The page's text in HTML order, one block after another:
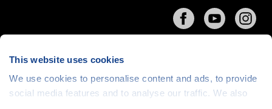
This website uses cookies
We use cookies to personalise content and ads, to provide
social media features and to analyse our traffic. We also
Cookies| © 1999-2026 Člověk v tísni o.p.s., web běží